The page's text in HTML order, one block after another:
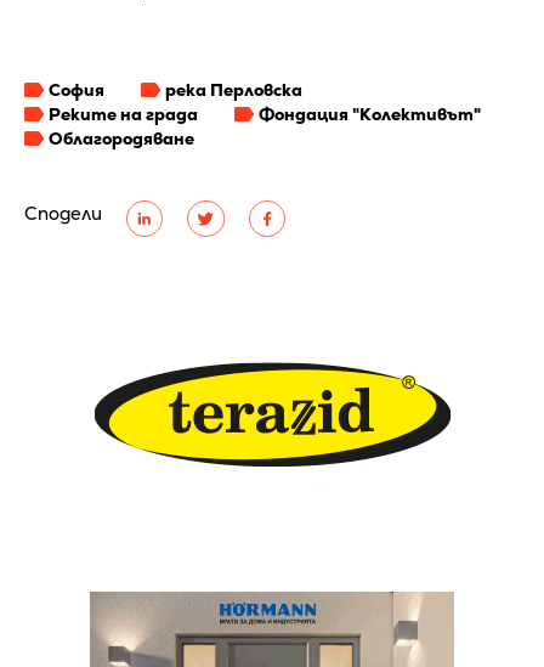
Сподели
София
река Перловска
Реките на града
Фондация "Колективът"
Облагородяване